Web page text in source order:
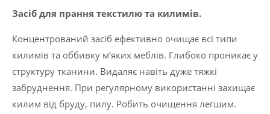
"Textile
1
л.
кількість
Засіб для прання текстилю та килимів.
Концентрований засіб ефективно очищає всі типи
килимів та оббивку м’яких меблів. Глибоко проникає у
структуру тканини. Видаляє навіть дуже тяжкі
забруднення. При регулярному використанні захищає
килим від бруду, пилу. Робить очищення легшим.